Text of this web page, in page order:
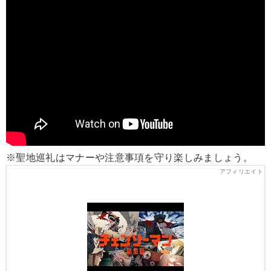
※聖地巡礼はマナーや注意事項を守り楽しみましょう。